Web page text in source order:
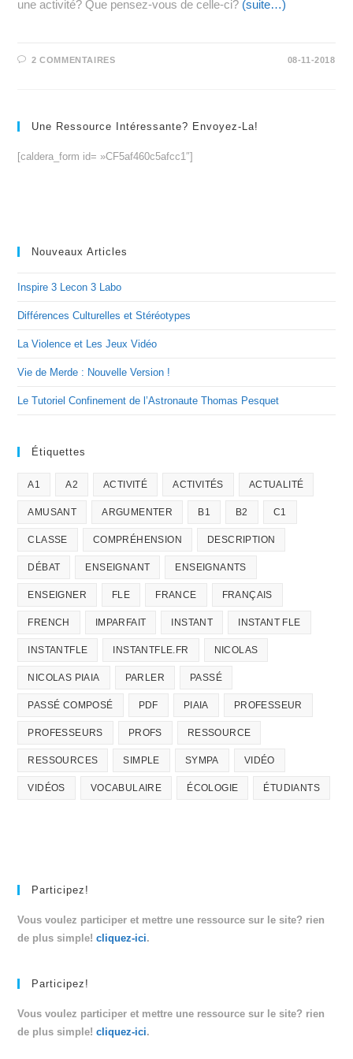
une activité? Que pensez-vous de celle-ci? (suite…)
2 COMMENTAIRES 08-11-2018
Une Ressource Intéressante? Envoyez-La!
[caldera_form id= »CF5af460c5afcc1″]
Nouveaux Articles
Inspire 3 Lecon 3 Labo
Différences Culturelles et Stéréotypes
La Violence et Les Jeux Vidéo
Vie de Merde : Nouvelle Version !
Le Tutoriel Confinement de l’Astronaute Thomas Pesquet
Étiquettes
A1 A2 ACTIVITÉ ACTIVITÉS ACTUALITÉ
AMUSANT ARGUMENTER B1 B2 C1
CLASSE COMPRÉHENSION DESCRIPTION
DÉBAT ENSEIGNANT ENSEIGNANTS
ENSEIGNER FLE FRANCE FRANÇAIS
FRENCH IMPARFAIT INSTANT INSTANT FLE
INSTANTFLE INSTANTFLE.FR NICOLAS
NICOLAS PIAIA PARLER PASSÉ
PASSÉ COMPOSÉ PDF PIAIA PROFESSEUR
PROFESSEURS PROFS RESSOURCE
RESSOURCES SIMPLE SYMPA VIDÉO
VIDÉOS VOCABULAIRE ÉCOLOGIE ÉTUDIANTS
Participez!
Vous voulez participer et mettre une ressource sur le site? rien
de plus simple!cliquez-ici.
Participez!
Vous voulez participer et mettre une ressource sur le site? rien
de plus simple!cliquez-ici.